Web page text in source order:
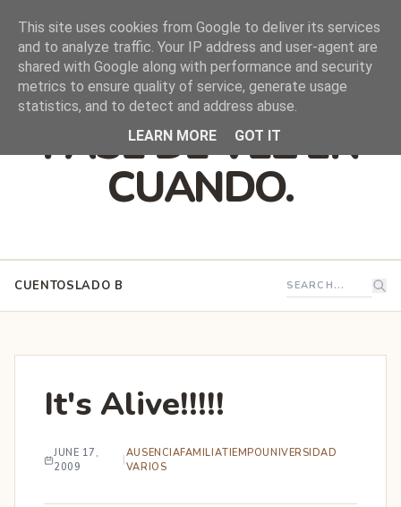
DEJO QUE ESTO
PASE DE VEZ EN
CUANDO.
CUENTOSLADO B
It's Alive!!!!!
JUNE 17,
2009
AUSENCIAFAMILIATIEMPOUNIVERSIDAD
VARIOS
This site uses cookies from Google to deliver its services
and to analyze traffic. Your IP address and user-agent are
shared with Google along with performance and security
metrics to ensure quality of service, generate usage
statistics, and to detect and address abuse.
LEARN MORE
GOT IT